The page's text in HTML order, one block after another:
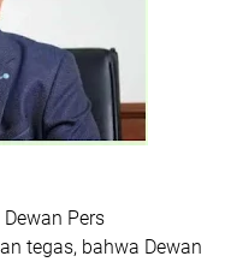
Dewan Pers
tegas, bahwa Dewan